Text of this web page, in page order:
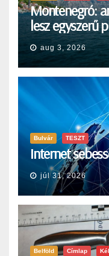
Montenegró:
lesz egyszerű
aug 3, 2026
Bulvár TESZT
Internet
júl 31, 2026
Belföld Címlap